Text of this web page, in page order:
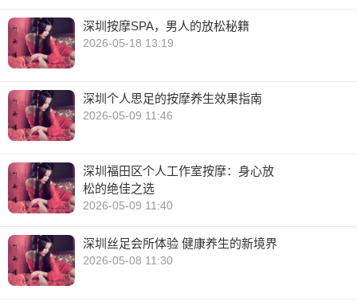
深圳按摩SPA，男人的放松秘籍
2026-05-18 13:19
深圳个人思足的按摩养生效果指南
2026-05-09 11:46
深圳福田区个人工作室按摩：身心放
松的绝佳之选
2026-05-09 11:40
深圳丝足会所体验 健康养生的新境界
2026-05-08 11:30